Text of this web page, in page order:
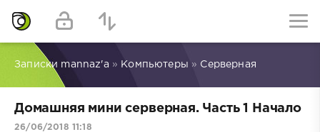
Записки mannaz'a » Компьютеры » Серверная
Домашняя мини серверная. Часть 1 Начало
26/06/2018 11:18